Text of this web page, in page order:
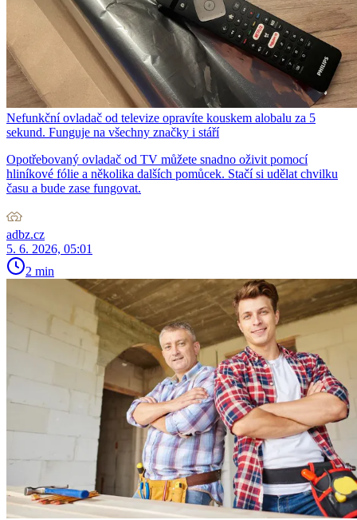
Nefunkční ovladač od televize opravíte kouskem alobalu za 5
sekund. Funguje na všechny značky i stáří
Opotřebovaný ovladač od TV můžete snadno oživit pomocí
hliníkové fólie a několika dalších pomůcek. Stačí si udělat chvilku
času a bude zase fungovat.
adbz.cz
5. 6. 2026, 05:01
2 min